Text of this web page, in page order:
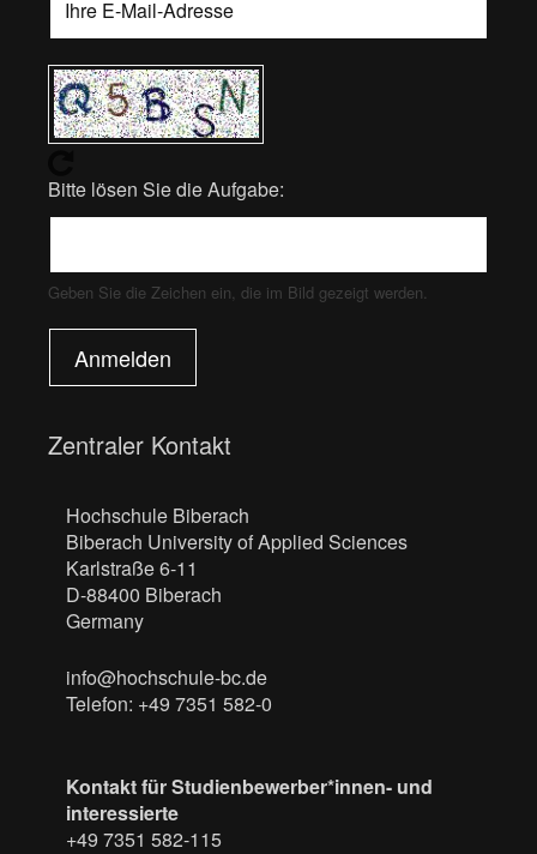
Bitte lösen Sie die Aufgabe:
Geben Sie die Zeichen ein, die im Bild gezeigt werden.
Anmelden
Zentraler Kontakt
Hochschule Biberach
Biberach University of Applied Sciences
Karlstraße 6-11
D-88400 Biberach
Germany
info@hochschule-bc.de
Telefon: +49 7351 582-0
Kontakt für Studienbewerber*innen- und
interessierte
+49 7351 582-115